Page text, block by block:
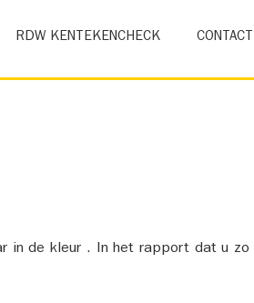
RDW KENTEKENCHECK CONTACT
in de kleur . In het rapport dat u